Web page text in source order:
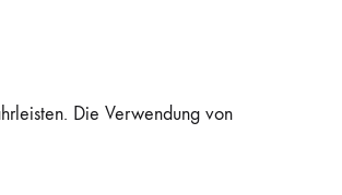
Die Verwendung von